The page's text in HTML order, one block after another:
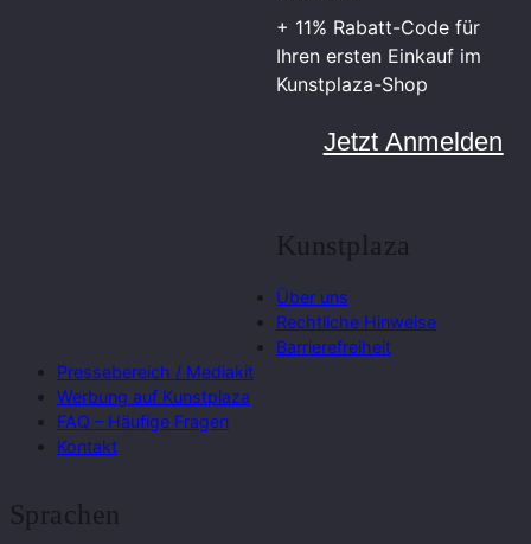
+ 11% Rabatt-Code für
Ihren ersten Einkauf im
Kunstplaza-Shop
Jetzt Anmelden
Kunstplaza
Über uns
Rechtliche Hinweise
Barrierefreiheit
Pressebereich / Mediakit
Werbung auf Kunstplaza
FAQ – Häufige Fragen
Kontakt
Sprachen